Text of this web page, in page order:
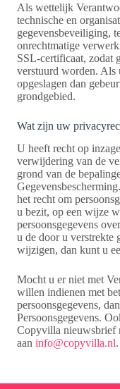
Als wettelijk
technische en
gegevensbeveiliging,
onrechtmatige
SSL-certificaat, zodat
verstuurd worden. Als
opgeslagen dan
grondgebied.
Wat zijn uw
U heeft recht op
verwijdering van de
grond van de
het recht om
u bezit, op een wijze
persoonsgegevens
u de door u verstrekte
wijzigen, dan kunt u
Mocht u er niet met
willen indienen met
persoonsgegevens,
Persoonsgegevens.
Copyvilla nieuwsbrief
aan info@copyvilla.nl.